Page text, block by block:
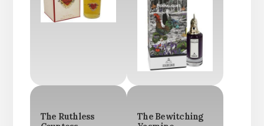
The Ruthless
The Bewitching